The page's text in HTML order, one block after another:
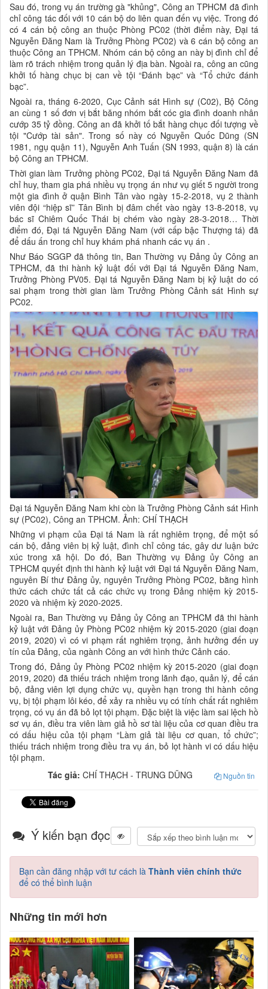
Sau đó, trong vụ án trường gà "khủng", Công an TPHCM đã đình
chỉ công tác đối với 10 cán bộ do liên quan đến vụ việc. Trong đó
có 4 cán bộ công an thuộc Phòng PC02 (thời điểm này, Đại tá
Nguyễn Đăng Nam là Trưởng Phòng PC02) và 6 cán bộ công an
thuộc Công an TPHCM. Nhóm cán bộ công an này bị đình chỉ để
làm rõ trách nhiệm trong quản lý địa bàn. Ngoài ra, công an cũng
khởi tố hàng chục bị can về tội “Đánh bạc” và “Tổ chức đánh
bạc”.
Ngoài ra, tháng 6-2020, Cục Cảnh sát Hình sự (C02), Bộ Công
an cùng 1 số đơn vị bắt băng nhóm bắt cóc gia đình doanh nhân
cướp 35 tỷ đồng. Công an đã khởi tố bắt hàng chục đối tượng về
tội "Cướp tài sản". Trong số này có Nguyễn Quốc Dũng (SN
1981, ngụ quận 11), Nguyễn Anh Tuấn (SN 1993, quận 8) là cán
bộ Công an TPHCM.
Thời gian làm Trưởng phòng PC02, Đại tá Nguyễn Đăng Nam đã
chỉ huy, tham gia phá nhiều vụ trọng án như vụ giết 5 người trong
một gia đình ở quận Bình Tân vào ngày 15-2-2018, vụ 2 thành
viên đội “hiệp sĩ” Tân Bình bị đâm chết vào ngày 13-8-2018, vụ
bác sĩ Chiêm Quốc Thái bị chém vào ngày 28-3-2018… Thời
điểm đó, Đại tá Nguyễn Đăng Nam (với cấp bậc Thượng tá) đã
để dấu ấn trong chỉ huy khám phá nhanh các vụ án .
Như Báo SGGP đã thông tin, Ban Thường vụ Đảng ủy Công an
TPHCM, đã thi hành kỷ luật đối với Đại tá Nguyễn Đăng Nam,
Trưởng Phòng PV05. Đại tá Nguyễn Đăng Nam bị kỷ luật do có
sai phạm trong thời gian làm Trưởng Phòng Cảnh sát Hình sự
PC02.
Đại tá Nguyễn Đăng Nam khi còn là Trưởng Phòng Cảnh sát Hình
sự (PC02), Công an TPHCM. Ảnh: CHÍ THẠCH
Những vi phạm của Đại tá Nam là rất nghiêm trọng, để một số
cán bộ, đảng viên bị kỷ luật, đình chỉ công tác, gây dư luận bức
xúc trong xã hội. Do đó, Ban Thường vụ Đảng ủy Công an
TPHCM quyết định thi hành kỷ luật với Đại tá Nguyễn Đăng Nam,
nguyên Bí thư Đảng ủy, nguyên Trưởng Phòng PC02, bằng hình
thức cách chức tất cả các chức vụ trong Đảng nhiệm kỳ 2015-
2020 và nhiệm kỳ 2020-2025.
Ngoài ra, Ban Thường vụ Đảng ủy Công an TPHCM đã thi hành
kỷ luật với Đảng ủy Phòng PC02 nhiệm kỳ 2015-2020 (giai đoạn
2019, 2020) vì có vi phạm rất nghiêm trọng, ảnh hưởng đến uy
tín của Đảng, của ngành Công an với hình thức Cảnh cáo.
Trong đó, Đảng ủy Phòng PC02 nhiệm kỳ 2015-2020 (giai đoạn
2019, 2020) đã thiếu trách nhiệm trong lãnh đạo, quản lý, để cán
bộ, đảng viên lợi dụng chức vụ, quyền hạn trong thi hành công
vụ, bị tội phạm lôi kéo, để xảy ra nhiều vụ có tính chất rất nghiêm
trọng, có vụ án đã bỏ lọt tội phạm. Đặc biệt là việc làm sai lệch hồ
sơ vụ án, điều tra viên làm giả hồ sơ tài liệu của cơ quan điều tra
có dấu hiệu của tội phạm “Làm giả tài liệu cơ quan, tổ chức”;
thiếu trách nhiệm trong điều tra vụ án, bỏ lọt hành vi có dấu hiệu
tội phạm.
Tác giả: CHÍ THẠCH - TRUNG DŨNG Nguồn tin
Ý kiến bạn đọc
Bạn cần đăng nhập với tư cách là Thành viên chính thức
để có thể bình luận
Những tin mới hơn